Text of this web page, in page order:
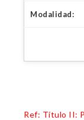
Modalidad:
Ref: Título II: